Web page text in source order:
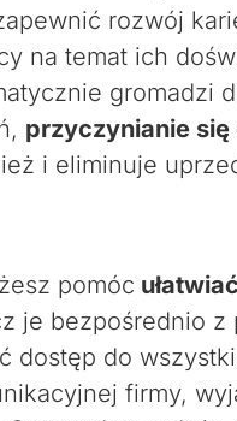
rozwój
na temat ich
gromadzi
przyczynianie
i eliminuje
pomóc
je bezpośrednio
do
firmy,